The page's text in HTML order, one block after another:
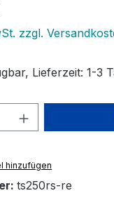
zzgl.
Lieferzeit: 1-3
Gib
hinzufügen
ts250rs-re